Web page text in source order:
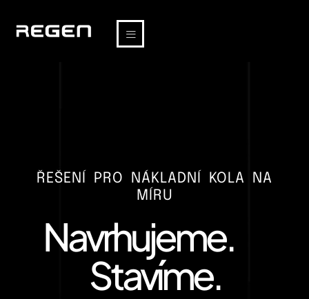
ŘEŠENÍ PRO NÁKLADNÍ KOLA NA
MÍRU
Navrhujeme.
Stavíme.